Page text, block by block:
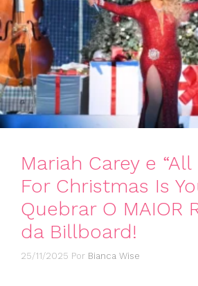
Mariah Carey e
For Christmas Is
Quebrar O MAIOR
da Billboard!
25/11/2025 Por Bianca Wise